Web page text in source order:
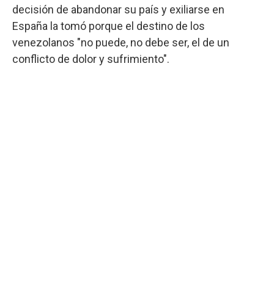
decisión de abandonar su país y exiliarse en
España la tomó porque el destino de los
venezolanos "no puede, no debe ser, el de un
conflicto de dolor y sufrimiento".